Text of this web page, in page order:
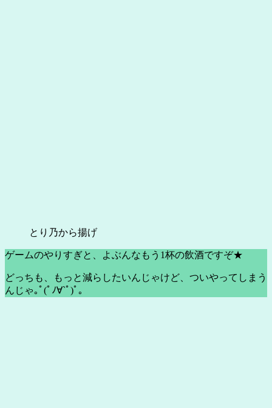
とり乃から揚げ
ゲームのやりすぎと、よぶんなもう1杯の飲酒ですぞ★
どっちも、もっと減らしたいんじゃけど、ついやってしまう
んじゃ｡ﾟ(ﾟﾉ∀`ﾟ)ﾟ｡